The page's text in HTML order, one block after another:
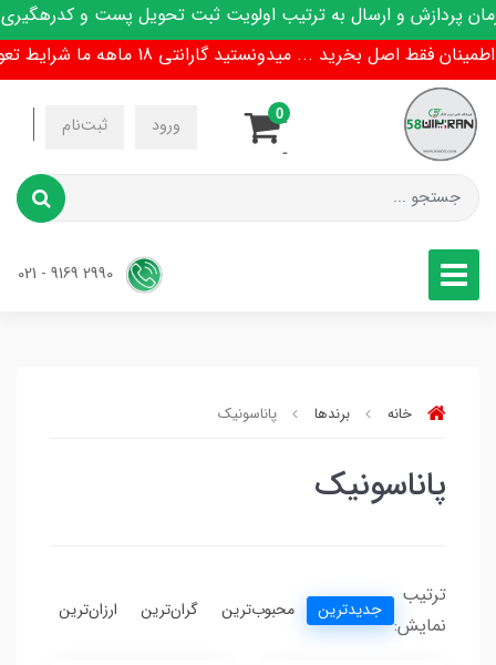
و ارسال به ترتیب اولویت ثبت تحویل پست و کدرهگیری
فقط اصل بخرید ... میدونستید گارانتی 18 ماهه ما شرایط تعویض هم داره !
ورود ثبت‌نام
-
-
0
خانه برندها پاناسونیک
پاناسونیک
ترتیب
نمایش:
جدیدترین محبوب‌ترین گران‌ترین ارزان‌ترین